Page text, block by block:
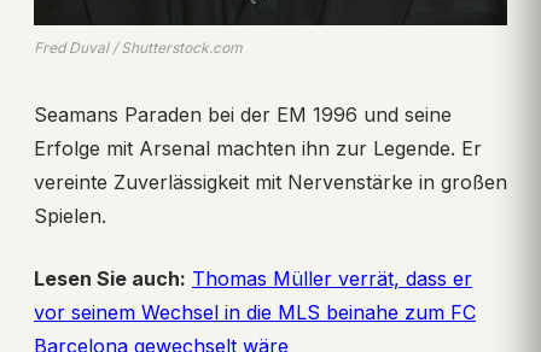
Fred Duval / Shutterstock.com
Seamans Paraden bei der EM 1996 und seine
Erfolge mit Arsenal machten ihn zur Legende. Er
vereinte Zuverlässigkeit mit Nervenstärke in großen
Spielen.
Lesen Sie auch: Thomas Müller verrät, dass er
vor seinem Wechsel in die MLS beinahe zum FC
Barcelona gewechselt wäre